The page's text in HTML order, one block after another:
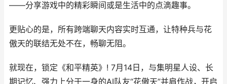
——分享游戏中的精彩瞬间或是生活中的点滴趣事。
更贴心的是，所有跨端聊天内容实时互通，让特种兵与花
傲天的联结无处不在，畅聊无阻。
就现在，锁定《和平精英》! 7月14日，与集明星人设、长
期记忆、强力上分于一身的AI队友“花傲天”并肩作战，开启